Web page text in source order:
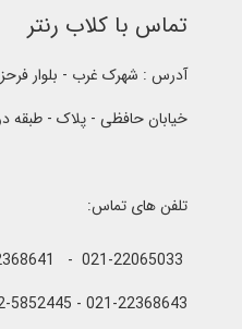
تماس با کلاب رنتر
آدرس : شهرک غرب - بلوار
خیابان حافظی - پلاک - طبقه
تلفن های تماس:
021-22368643 - 0912-5852445